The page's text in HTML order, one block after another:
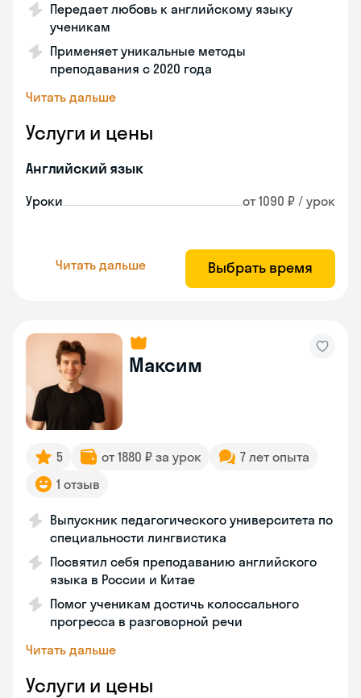
Передает любовь к английскому языку
ученикам
Применяет уникальные методы
преподавания с 2020 года
Читать дальше
Услуги и цены
Английский язык
Уроки от 1090 ₽ / урок
Читать дальше Выбрать время
Максим
5 от 1880 ₽ за урок
7 лет опыта
1 отзыв
Выпускник педагогического университета по
специальности лингвистика
Посвятил себя преподаванию английского
языка в России и Китае
Помог ученикам достичь колоссального
прогресса в разговорной речи
Читать дальше
Услуги и цены